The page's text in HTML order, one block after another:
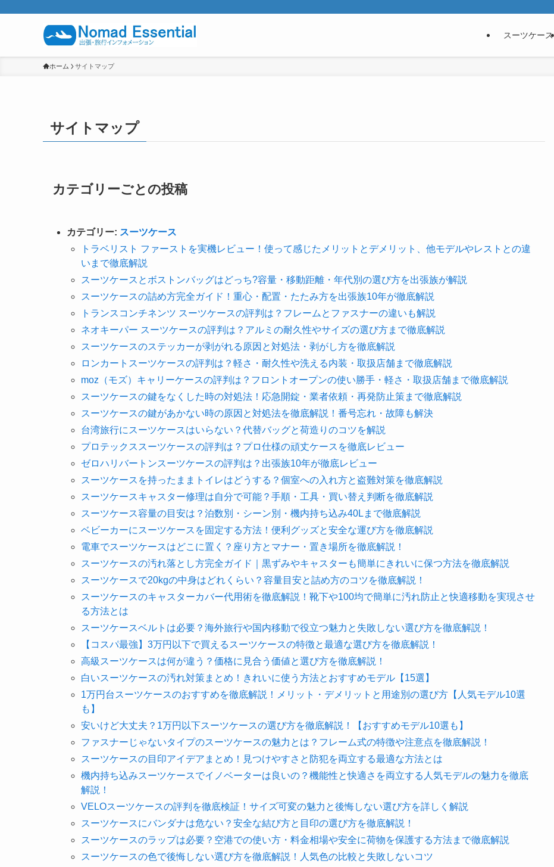
スーツケース
ホーム サイトマップ
サイトマップ
カテゴリーごとの投稿
カテゴリー: スーツケース
トラベリスト ファーストを実機レビュー！使って感じたメリットとデメリット、他モデルやレストとの違
いまで徹底解説
スーツケースとボストンバッグはどっち?容量・移動距離・年代別の選び方を出張族が解説
スーツケースの詰め方完全ガイド！重心・配置・たたみ方を出張族10年が徹底解説
トランスコンチネンツ スーツケースの評判は？フレームとファスナーの違いも解説
ネオキーパー スーツケースの評判は？アルミの耐久性やサイズの選び方まで徹底解説
スーツケースのステッカーが剥がれる原因と対処法・剥がし方を徹底解説
ロンカートスーツケースの評判は？軽さ・耐久性や洗える内装・取扱店舗まで徹底解説
moz（モズ）キャリーケースの評判は？フロントオープンの使い勝手・軽さ・取扱店舗まで徹底解説
スーツケースの鍵をなくした時の対処法！応急開錠・業者依頼・再発防止策まで徹底解説
スーツケースの鍵があかない時の原因と対処法を徹底解説！番号忘れ・故障も解決
台湾旅行にスーツケースはいらない？代替バッグと荷造りのコツを解説
プロテックススーツケースの評判は？プロ仕様の頑丈ケースを徹底レビュー
ゼロハリバートンスーツケースの評判は？出張族10年が徹底レビュー
スーツケースを持ったままトイレはどうする？個室への入れ方と盗難対策を徹底解説
スーツケースキャスター修理は自分で可能？手順・工具・買い替え判断を徹底解説
スーツケース容量の目安は？泊数別・シーン別・機内持ち込み40Lまで徹底解説
ベビーカーにスーツケースを固定する方法！便利グッズと安全な運び方を徹底解説
電車でスーツケースはどこに置く？座り方とマナー・置き場所を徹底解説！
スーツケースの汚れ落とし方完全ガイド｜黒ずみやキャスターも簡単にきれいに保つ方法を徹底解説
スーツケースで20kgの中身はどれくらい？容量目安と詰め方のコツを徹底解説！
スーツケースのキャスターカバー代用術を徹底解説！靴下や100均で簡単に汚れ防止と快適移動を実現させ
る方法とは
スーツケースベルトは必要？海外旅行や国内移動で役立つ魅力と失敗しない選び方を徹底解説！
【コスパ最強】3万円以下で買えるスーツケースの特徴と最適な選び方を徹底解説！
高級スーツケースは何が違う？価格に見合う価値と選び方を徹底解説！
白いスーツケースの汚れ対策まとめ！きれいに使う方法とおすすめモデル【15選】
1万円台スーツケースのおすすめを徹底解説！メリット・デメリットと用途別の選び方【人気モデル10選
も】
安いけど大丈夫？1万円以下スーツケースの選び方を徹底解説！【おすすめモデル10選も】
ファスナーじゃないタイプのスーツケースの魅力とは？フレーム式の特徴や注意点を徹底解説！
スーツケースの目印アイデアまとめ！見つけやすさと防犯を両立する最適な方法とは
機内持ち込みスーツケースでイノベーターは良いの？機能性と快適さを両立する人気モデルの魅力を徹底
解説！
VELOスーツケースの評判を徹底検証！サイズ可変の魅力と後悔しない選び方を詳しく解説
スーツケースにバンダナは危ない？安全な結び方と目印の選び方を徹底解説！
スーツケースのラップは必要？空港での使い方・料金相場や安全に荷物を保護する方法まで徹底解説
スーツケースの色で後悔しない選び方を徹底解説！人気色の比較と失敗しないコツ